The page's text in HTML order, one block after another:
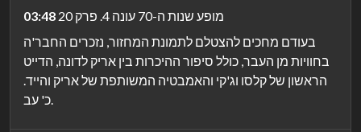
03:48
מופע שנות ה-70 עונה 4. פרק 20
בעודם מחכים להצטלם לתמונת המחזור, נזכרים החבר'ה
בחוויות מן העבר, כולל סיפור ההיכרות בין אריק לדונה, הדייט
הראשון של קלסו וג'קי והאמבטיה המשותפת של אריק והייד.
כ' עב.